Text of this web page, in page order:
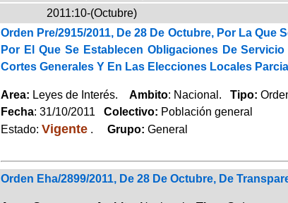
2011:10-(Octubre)
Orden Pre/2915/2011, De 28 De Octubre, Por La
Por El Que Se Establecen Obligaciones De
Cortes Generales Y En Las Elecciones Locales
Area: Leyes de Interés. Ambito: Nacional. Tipo:
Fecha: 31/10/2011 Colectivo: Población general
Estado: Vigente. Grupo: General
Orden Eha/2899/2011, De 28 De Octubre, De